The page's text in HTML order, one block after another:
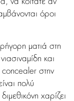
να κοιτάτε αν
όροι
ματιά στη
και
concealer στην
πολύ
χαρίζει